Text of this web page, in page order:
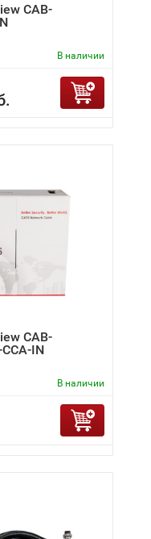
CAB-
В наличии
CAB-
IN
В наличии